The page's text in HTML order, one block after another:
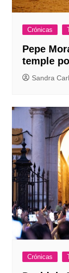
Crónicas
Pepe
temple
Sandra
Crónicas